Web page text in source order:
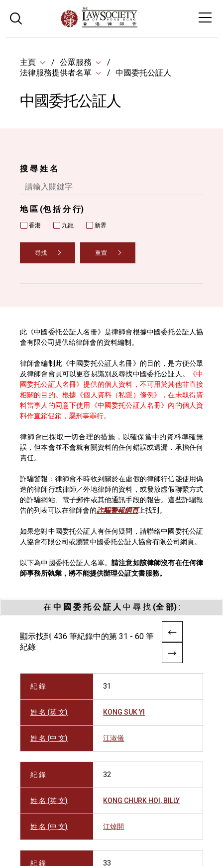
主頁
公眾服務
法律服務提供者名單
中國委托公証人
中國委托公証人
搜 尋 姓 名
地 區 (包 括 分 行)
香港 九龍 新界
尋找 重置
此《中國委托公証人名冊》是律師會根據中國委托公証人協
會有限公司提供給律師會的資料編制。
律師會編制此《中國委托公証人名冊》的目的，是方便公眾
及律師會會員可以更容易識別及尋找中國委托公証人。
《中
國委托公証人名冊》提供的個人資料，不可用於其他非直接
相關的目的。根據《個人資料（私隱）條例》，在未取得資
料當事人的同意下使用《中國委托公証人名冊》內的個人資
料作直銷促銷，屬刑事罪行。
律師會已採取一切合理的措施，以確保當中的資料準確無
誤，但本會並不會就有關資料的任何錯誤或遺漏，承擔任何
責任。
詐騙警報：律師會不時收到關於在虛假的律師行信箋使用偽
造的律師行或律師／外地律師的資料，或發放虛假聯繫方式
的詐騙網站、電子郵件或其他通訊手段的報告。這些詐騙報
告的列表可以在律師會的詐騙警報網頁上找到。
如果您對中國委托公証人有任何疑問，請聯絡中國委托公証
人協會有限公司或瀏覽中國委托公証人協會有限公司網頁。
以下為中國委托公証人名單。請注意如該律師沒有在任何律
師事務所執業，將不能提供辦理公証文書服務。
在 中 國 委 托 公 証 人 中 尋 找 (全 部):
顯示找到 436 筆紀錄中的第 31 - 60 筆
紀錄
紀 錄 31
姓 名 (英 文) KONG SUK YI
姓 名 (中 文) 江淑儀
紀 錄 32
姓 名 (英 文) KONG CHURK HOI, BILLY
姓 名 (中 文) 江焯開
紀 錄 33